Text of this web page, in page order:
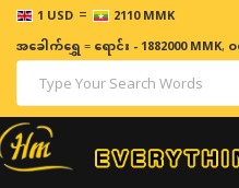
1 USD = 2110 MMK
ဈေးနှုန်းများသည် အချိန်နှင့် အမျှပ
အခေါက်ရွှေ=ရောင်း - 1882000 MMK,